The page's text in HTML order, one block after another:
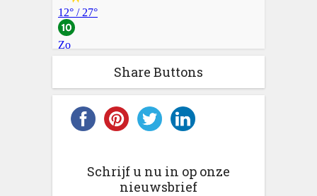
Share Buttons
Schrijf u nu in op onze
nieuwsbrief